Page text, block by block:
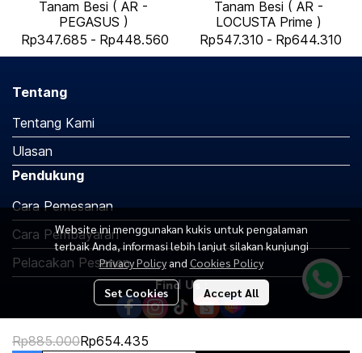
Tanam Besi ( AR -
PEGASUS )
Rp347.685 - Rp448.560
Tanam Besi ( AR -
LOCUSTA Prime )
Rp547.310 - Rp644.310
Rp885.000Rp654.435
Website ini menggunakan kukis untuk pengalaman
terbaik Anda, informasi lebih lanjut silakan kunjungi
Privacy Policy and Cookies Policy
Set Cookies Accept All
Tentang
Tentang Kami
Ulasan
Pendukung
Cara Pemesanan
Cara Pembayaran
Pelacakan Pesanan
Find Us :